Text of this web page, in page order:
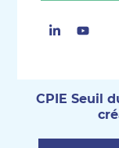
Linkedin
CPIE Seuil